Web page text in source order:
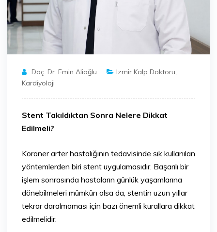
Doç. Dr. Emin Alioğlu Izmir Kalp Doktoru,
Kardiyoloji
Stent Takıldıktan Sonra Nelere Dikkat
Edilmeli?
Koroner arter hastalığının tedavisinde sık kullanılan
yöntemlerden biri stent uygulamasıdır. Başarılı bir
işlem sonrasında hastaların günlük yaşamlarına
dönebilmeleri mümkün olsa da, stentin uzun yıllar
tekrar daralmaması için bazı önemli kurallara dikkat
edilmelidir.